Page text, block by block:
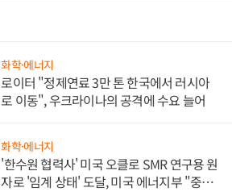
화학·에너지
로이터 "정제연료 3만 톤 한국에서 러시아
로 이동", 우크라이나의 공격에 수요 늘어
화학·에너지
'한수원 협력사' 미국 오클로 SMR 연구용 원
자로 '임계 상태' 도달, 미국 에너지부 "중요